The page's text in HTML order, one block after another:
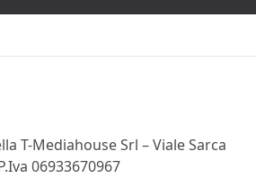
T-Mediahouse Srl – Viale Sarca
06933670967